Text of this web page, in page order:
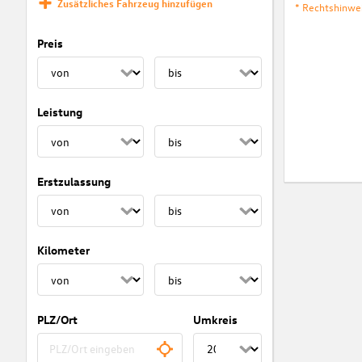
Preis
Leistung
Erstzulassung
Kilometer
PLZ/Ort Umkreis
*